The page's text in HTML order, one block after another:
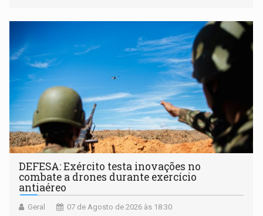
DEFESA: Exército testa inovações no
combate a drones durante exercício
antiaéreo
Geral 07 de Agosto de 2026 às 18:30